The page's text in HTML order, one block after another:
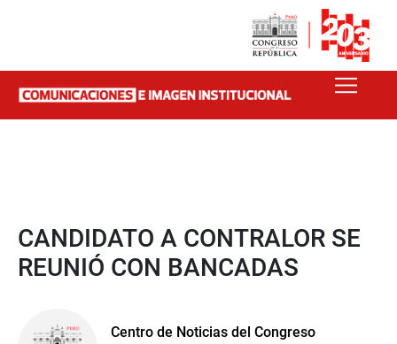
CANDIDATO A CONTRALOR SE
REUNIÓ CON BANCADAS
Centro de Noticias del Congreso